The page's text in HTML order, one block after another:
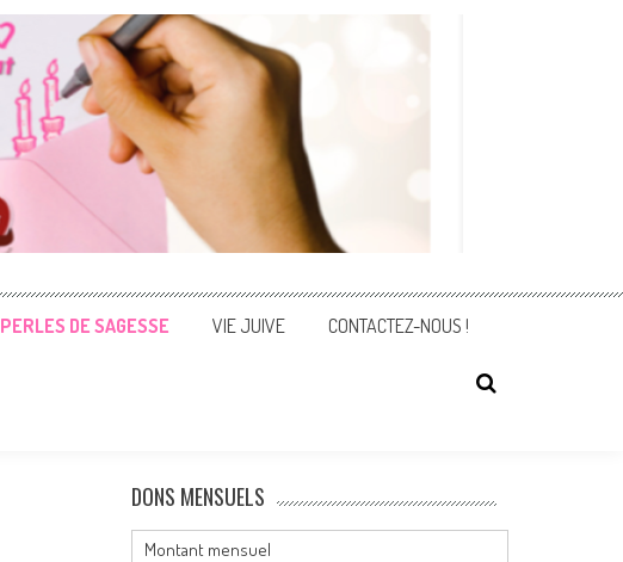
PERLES DE SAGESSE VIE JUIVE CONTACTEZ-NOUS !
DONS MENSUELS
Montant mensuel